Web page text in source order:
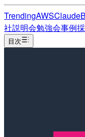
TrendingAWSClaude
社説明会勉強会事例
目次